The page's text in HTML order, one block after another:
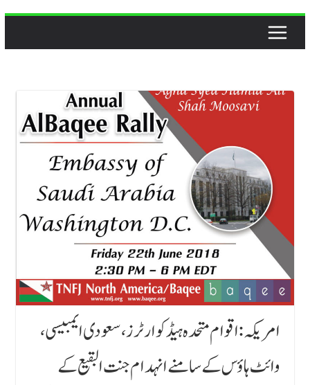
امریکہ : اقوام متحدہ ہیڈکوارٹرز ، سعودی ایمبیسی ،
وائٹ ہاؤس کے سامنے انہدام جنت البقیع کے